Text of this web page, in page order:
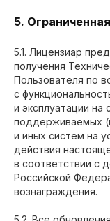
5.
5.1. Лицензиар
получения
Пользователя по
с
и эксплуатации на
поддерживаемых
и иных систем на
действия
в соответствии с
Российской
вознаграждения.